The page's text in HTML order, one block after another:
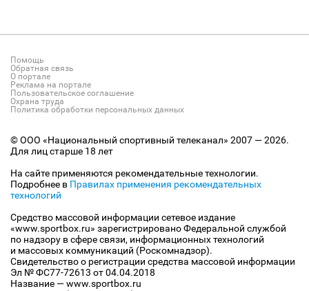
Помощь
Обратная связь
О портале
Реклама на портале
Пользовательское соглашение
Охрана труда
Политика обработки персональных данных
© ООО «Национальный спортивный телеканал» 2007 — 2026.
Для лиц старше 18 лет
На сайте применяются рекомендательные технологии.
Подробнее в Правилах применения рекомендательных
технологий
Средство массовой информации сетевое издание
«www.sportbox.ru» зарегистрировано Федеральной службой
по надзору в сфере связи, информационных технологий
и массовых коммуникаций (Роскомнадзор).
Свидетельство о регистрации средства массовой информации
Эл № ФС77-72613 от 04.04.2018
Название — www.sportbox.ru